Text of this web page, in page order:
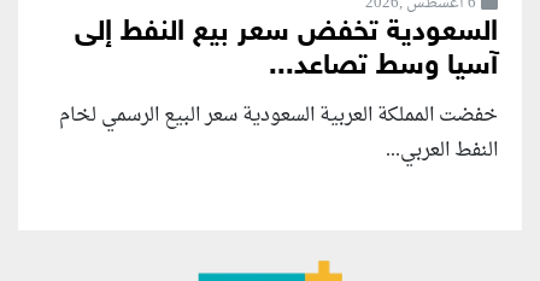
السعودية تخفض سعر بيع النفط إلى
آسيا وسط تصاعد...
خفضت المملكة العربية السعودية سعر البيع الرسمي لخام
النفط العربي...